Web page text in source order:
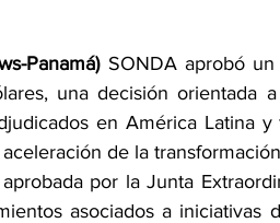
Panamá) SONDA aprobó un
una decisión orientada
en América Latina
de la
por la Junta
asociados a iniciativas